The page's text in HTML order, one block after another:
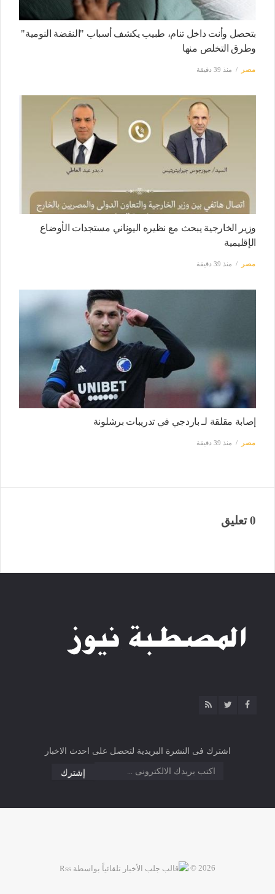
بتحصل وأنت داخل تنام، طبيب يكشف أسباب "النفضة النومية"
وطرق التخلص منها
مصر منذ 39 دقيقة
وزير الخارجية يبحث مع نظيره اليوناني مستجدات الأوضاع
الإقليمية
مصر منذ 39 دقيقة
إصابة مقلقة لـ باردجي في تدريبات برشلونة
مصر منذ 39 دقيقة
0 تعليق
اشترك فى النشرة البريدية لتحصل على احدث الاخبار
2026 ©